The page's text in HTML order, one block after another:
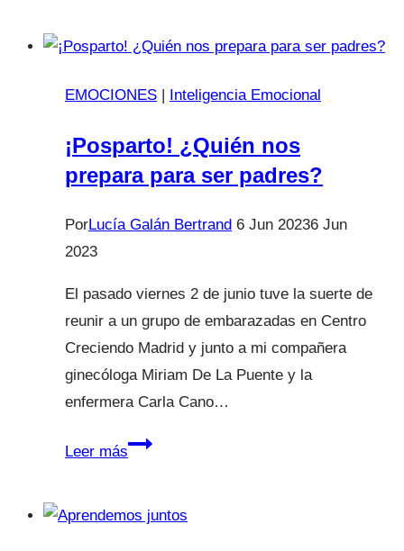
bronquitis:
coronavirus.
EMOCIONES | Inteligencia Emocional
¡Posparto! ¿Quién nos
prepara para ser padres?
PorLucía Galán Bertrand 6 Jun 20236 Jun
2023
El pasado viernes 2 de junio tuve la suerte de
reunir a un grupo de embarazadas en Centro
Creciendo Madrid y junto a mi compañera
ginecóloga Miriam De La Puente y la
enfermera Carla Cano…
Leer más¡Posparto!
prepara